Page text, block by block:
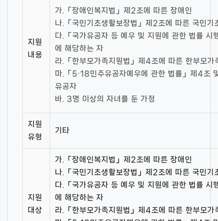
지원
내용
가.「장애인복지법」제2조에 따른 장애인
나.「국민기초생활보장법」제2조에 따른 국민기
다.「국가유공자 등 예우 및 지원에 관한 법률
에 해당하는 자
라.「한부모가족지원법」제4조에 따른 한부모가
마.「5·18민주유공자예우에 관한 법률」제4조
유공자
바. 3명 이상의 자녀를 둔 가정
지원
유형
기타
지원
대상
가.「장애인복지법」제2조에 따른 장애인
나.「국민기초생활보장법」제2조에 따른 국민기
다.「국가유공자 등 예우 및 지원에 관한 법률
에 해당하는 자
라.「한부모가족지원법」제4조에 따른 한부모가